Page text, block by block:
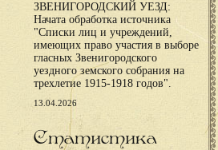
ЗВЕНИГОРОДСКИЙ УЕЗД:
Начата обработка источника
"Списки лиц и учреждений,
имеющих право участия в выборе
гласных Звенигородского
уездного земского собрания на
трехлетие 1915-1918 годов".
13.04.2026
Статистика